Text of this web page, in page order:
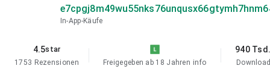
In-App-Käufe
4.5star
1753 Rezensionen
Freigegeben ab 18 Jahren info
940